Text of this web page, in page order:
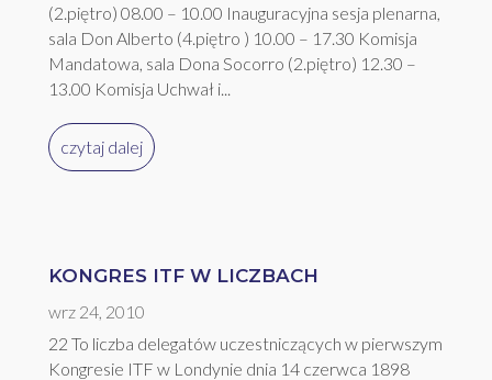
(2.piętro) 08.00 – 10.00 Inauguracyjna sesja plenarna,
sala Don Alberto (4.piętro ) 10.00 – 17.30 Komisja
Mandatowa, sala Dona Socorro (2.piętro) 12.30 –
13.00 Komisja Uchwał i...
czytaj dalej
KONGRES ITF W LICZBACH
wrz 24, 2010
22 To liczba delegatów uczestniczących w pierwszym
Kongresie ITF w Londynie dnia 14 czerwca 1898